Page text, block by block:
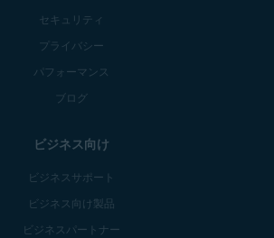
セキュリティ
プライバシー
パフォーマンス
ブログ
ビジネス向け
ビジネスサポート
ビジネス向け製品
ビジネスパートナー